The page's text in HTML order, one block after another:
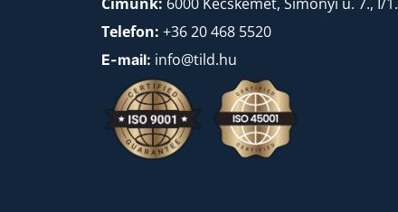
Telefon: +36 20 468 5520
E-mail: info@tild.hu